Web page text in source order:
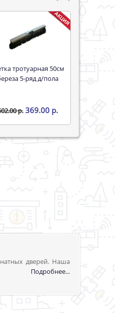
5-ряд д/пола
р. 369.00 р.
дверей. Наша
Подробнее...